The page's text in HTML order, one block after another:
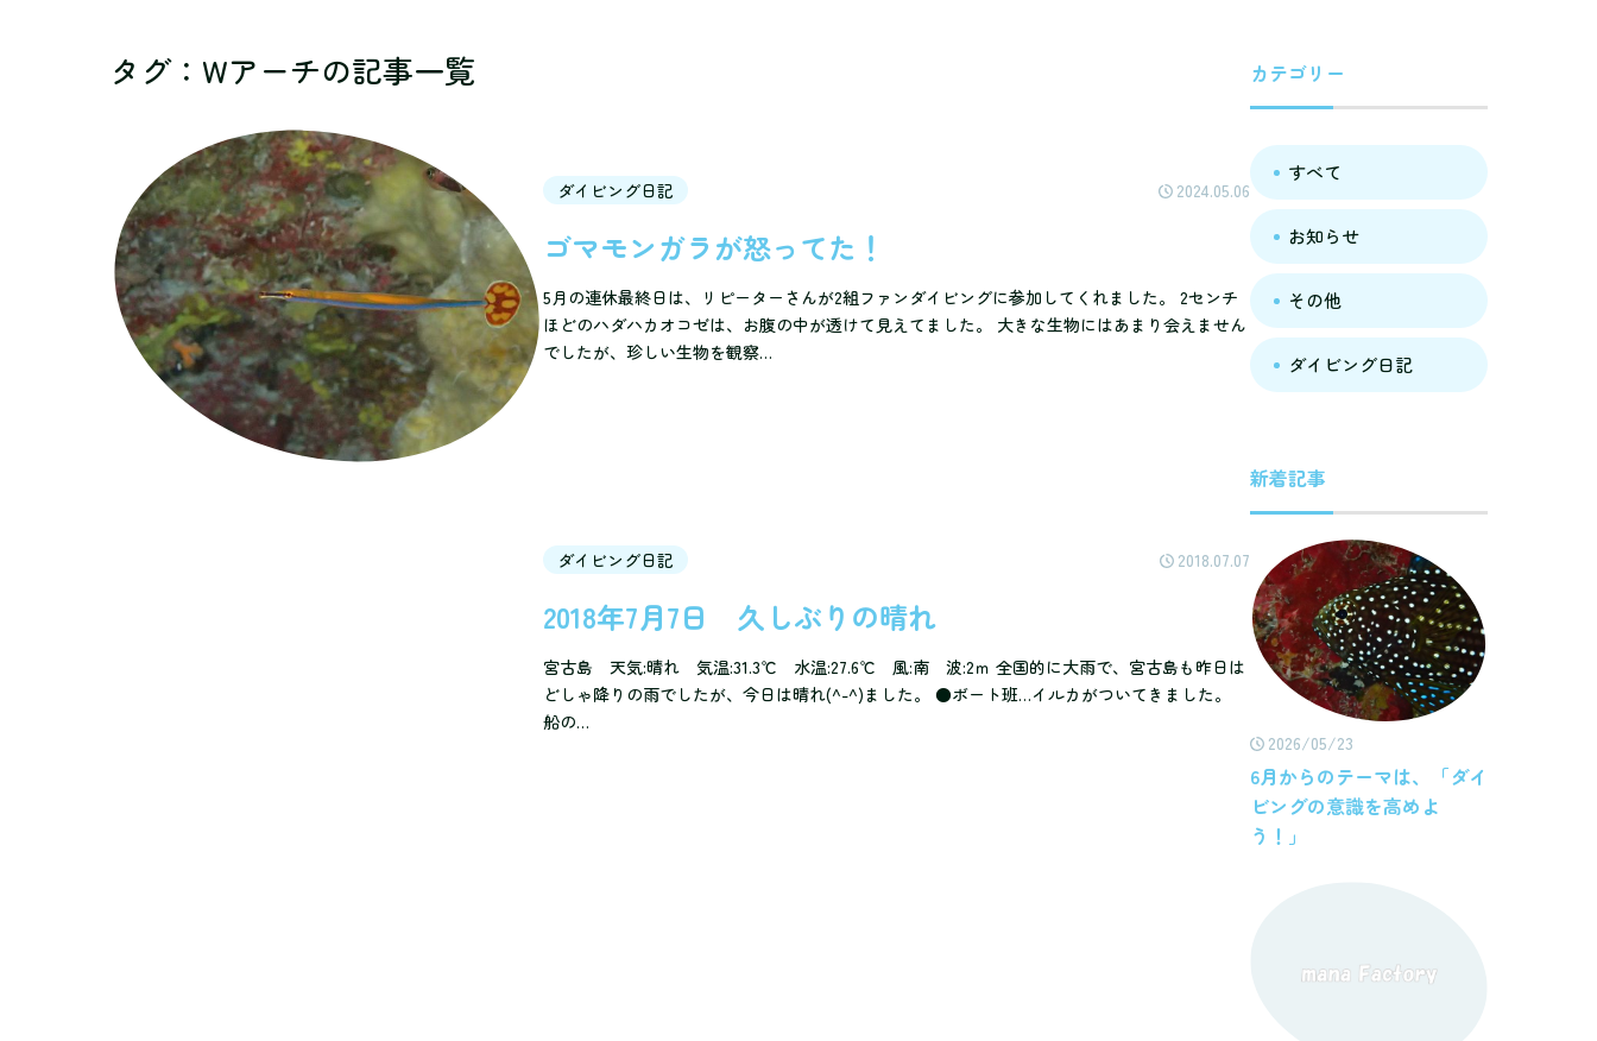
タグ：Wアーチの記事一覧
ダイビング日記 2024.05.06
ゴマモンガラが怒ってた！
5月の連休最終日は、リピーターさんが2組ファンダイビングに参加してくれました。 2センチ
ほどのハダハカオコゼは、お腹の中が透けて見えてました。 大きな生物にはあまり会えません
でしたが、珍しい生物を観察…
ダイビング日記 2018.07.07
2018年7月7日 久しぶりの晴れ
宮古島 天気:晴れ 気温:31.3℃ 水温:27.6℃ 風:南 波:2ｍ 全国的に大雨で、宮古島も昨日は
どしゃ降りの雨でしたが、今日は晴れ(^-^)ました。 ●ボート班…イルカがついてきました。
船の…
カテゴリー
すべて
お知らせ
その他
ダイビング日記
新着記事
2026/05/23
6月からのテーマは、「ダイ
ビングの意識を高めよ
う！」